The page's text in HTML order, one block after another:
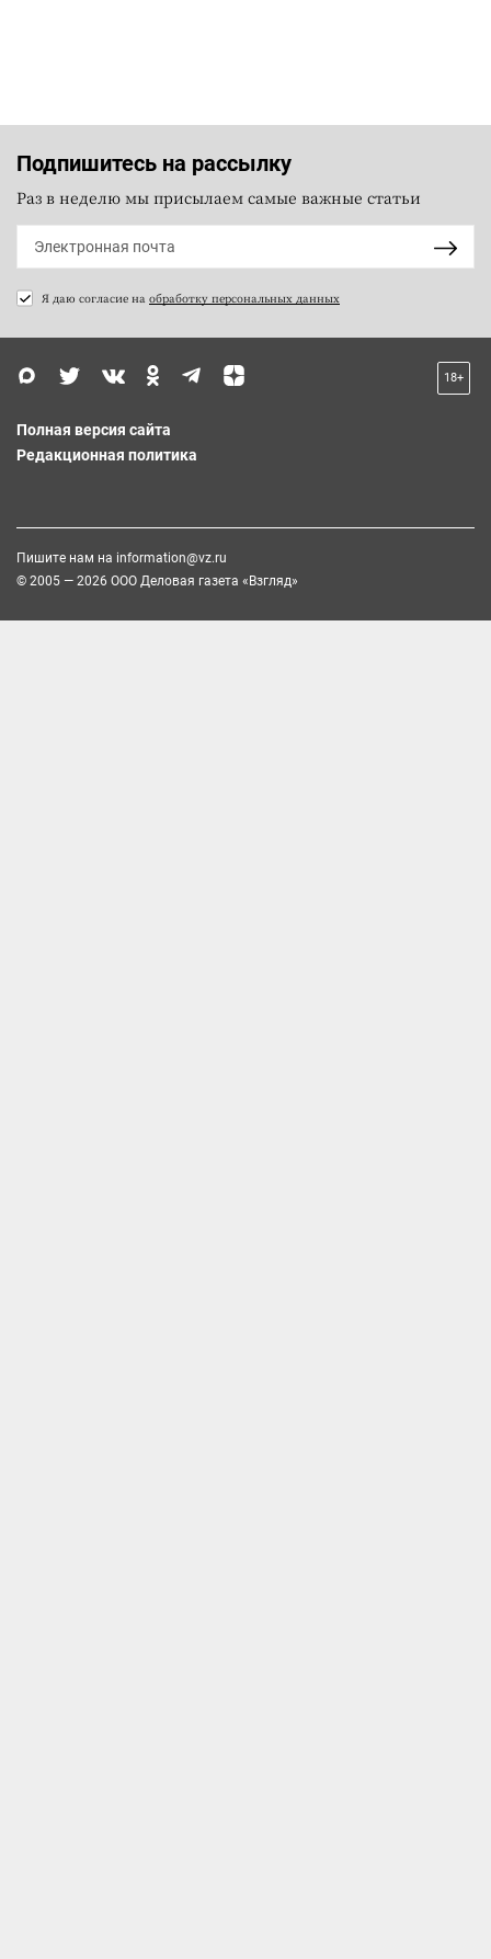
Подпишитесь на рассылку
Раз в неделю мы присылаем самые важные статьи
Я даю согласие на обработку персональных данных
18+
Полная версия сайта
Редакционная политика
Пишите нам на information@vz.ru
© 2005 — 2026 ООО Деловая газета «Взгляд»